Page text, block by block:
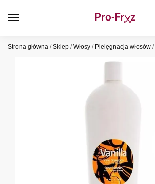
Strona główna /Sklep /Włosy / Pielęgnacja włosów /